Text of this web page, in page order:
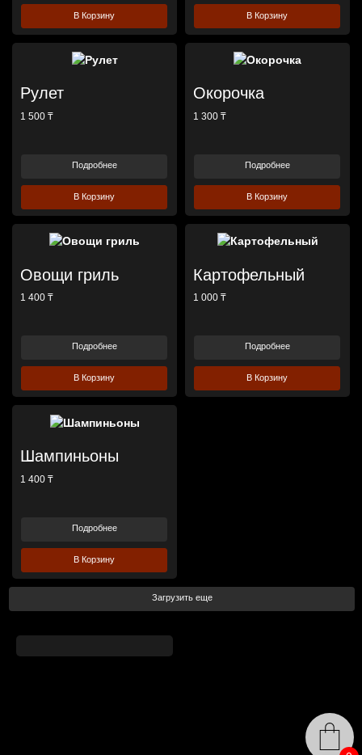
В Корзину В Корзину
Рулет
1 500 ₸
Подробнее
В Корзину
Окорочка
1 300 ₸
Подробнее
В Корзину
Овощи гриль
1 400 ₸
Подробнее
В Корзину
Картофельный
1 000 ₸
Подробнее
В Корзину
Шампиньоны
1 400 ₸
Подробнее
В Корзину
Загрузить еще